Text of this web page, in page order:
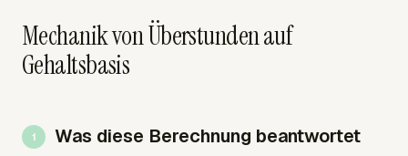
Mechanik von Überstunden auf
Gehaltsbasis
Was diese Berechnung beantwortet